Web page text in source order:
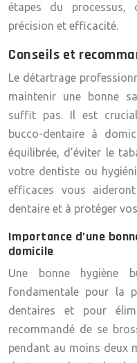
étapes du
précision et efficacité.
Conseils et
Le détartrage
maintenir une bonne
suffit pas. Il est crucial
bucco-dentaire à
équilibrée, d’éviter le
votre dentiste ou
efficaces vous
dentaire et à protéger
Importance d’une
domicile
Une bonne hygiène
fondamentale pour la
dentaires et pour
recommandé de se
pendant au moins deux